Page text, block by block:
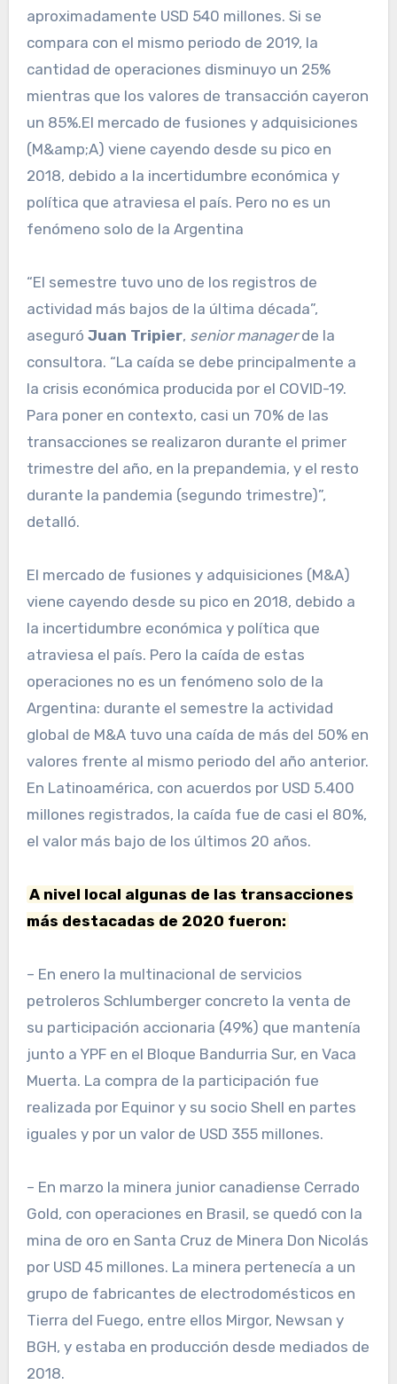
aproximadamente USD 540 millones. Si se
compara con el mismo periodo de 2019, la
cantidad de operaciones disminuyo un 25%
mientras que los valores de transacción cayeron
un 85%.El mercado de fusiones y adquisiciones
(M&amp;A) viene cayendo desde su pico en
2018, debido a la incertidumbre económica y
política que atraviesa el país. Pero no es un
fenómeno solo de la Argentina
“El semestre tuvo uno de los registros de
actividad más bajos de la última década”,
aseguró Juan Tripier, senior managerde la
consultora. “La caída se debe principalmente a
la crisis económica producida por el COVID-19.
Para poner en contexto, casi un 70% de las
transacciones se realizaron durante el primer
trimestre del año, en la prepandemia, y el resto
durante la pandemia (segundo trimestre)”,
detalló.
El mercado de fusiones y adquisiciones (M&A)
viene cayendo desde su pico en 2018, debido a
la incertidumbre económica y política que
atraviesa el país. Pero la caída de estas
operaciones no es un fenómeno solo de la
Argentina: durante el semestre la actividad
global de M&A tuvo una caída de más del 50% en
valores frente al mismo periodo del año anterior.
En Latinoamérica, con acuerdos por USD 5.400
millones registrados, la caída fue de casi el 80%,
el valor más bajo de los últimos 20 años.
A nivel local algunas de las transacciones
más destacadas de 2020 fueron:
– En enero la multinacional de servicios
petroleros Schlumberger concreto la venta de
su participación accionaria (49%) que mantenía
junto a YPF en el Bloque Bandurria Sur, en Vaca
Muerta. La compra de la participación fue
realizada por Equinor y su socio Shell en partes
iguales y por un valor de USD 355 millones.
– En marzo la minera junior canadiense Cerrado
Gold, con operaciones en Brasil, se quedó con la
mina de oro en Santa Cruz de Minera Don Nicolás
por USD 45 millones. La minera pertenecía a un
grupo de fabricantes de electrodomésticos en
Tierra del Fuego, entre ellos Mirgor, Newsan y
BGH, y estaba en producción desde mediados de
2018.